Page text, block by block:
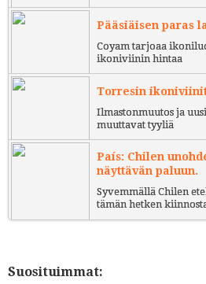
Pääsiäisen paras
Coyam tarjoaa
ikoniviinin hintaa
Torresin
Ilmastonmuutos ja
muuttavat tyyliä
País: Chilen
näyttävän paluun.
Syvemmällä Chilen
tämän hetken
Suosituimmat: